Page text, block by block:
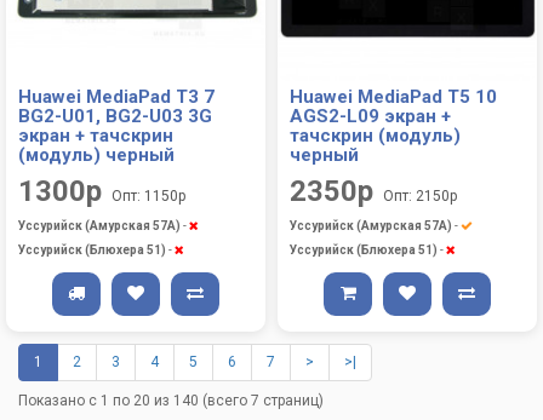
Huawei MediaPad T3 7
BG2-U01, BG2-U03 3G
экран + тачскрин
(модуль) черный
1300р Опт: 1150р
Уссурийск (Амурская 57А) -
Уссурийск (Блюхера 51) -
Huawei MediaPad T5 10
AGS2-L09 экран +
тачскрин (модуль)
черный
2350р Опт: 2150р
Уссурийск (Амурская 57А) -
Уссурийск (Блюхера 51) -
1 2 3 4 5 6 7 > >|
Показано с 1 по 20 из 140 (всего 7 страниц)